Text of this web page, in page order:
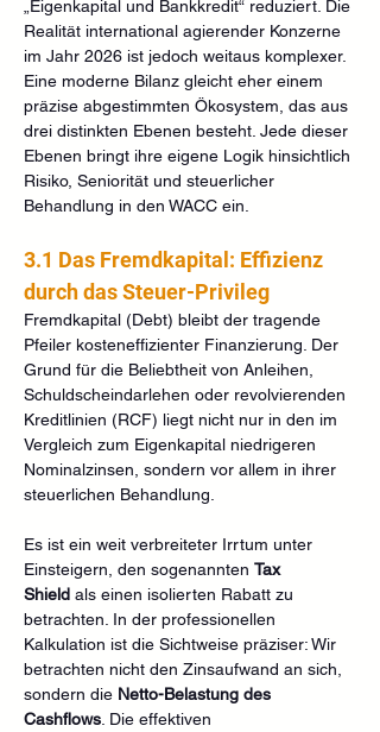
„Eigenkapital und Bankkredit“ reduziert. Die
Realität international agierender Konzerne
im Jahr 2026 ist jedoch weitaus komplexer.
Eine moderne Bilanz gleicht eher einem
präzise abgestimmten Ökosystem, das aus
drei distinkten Ebenen besteht. Jede dieser
Ebenen bringt ihre eigene Logik hinsichtlich
Risiko, Seniorität und steuerlicher
Behandlung in den WACC ein.
3.1 Das Fremdkapital: Effizienz
durch das Steuer-Privileg
Fremdkapital (Debt) bleibt der tragende
Pfeiler kosteneffizienter Finanzierung. Der
Grund für die Beliebtheit von Anleihen,
Schuldscheindarlehen oder revolvierenden
Kreditlinien (RCF) liegt nicht nur in den im
Vergleich zum Eigenkapital niedrigeren
Nominalzinsen, sondern vor allem in ihrer
steuerlichen Behandlung.
Es ist ein weit verbreiteter Irrtum unter
Einsteigern, den sogenannten Tax
Shield als einen isolierten Rabatt zu
betrachten. In der professionellen
Kalkulation ist die Sichtweise präziser: Wir
betrachten nicht den Zinsaufwand an sich,
sondern die Netto-Belastung des
Cashflows . Die effektiven